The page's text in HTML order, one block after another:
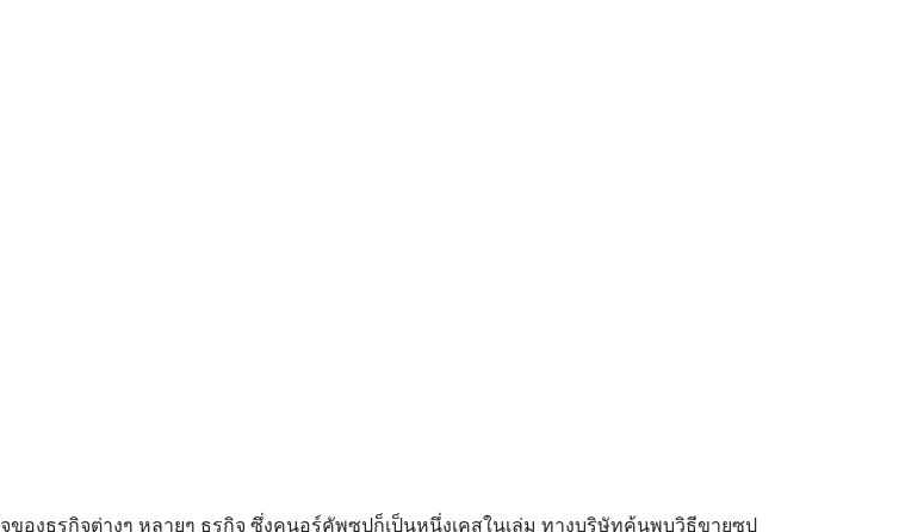
ของธุรกิจต่างๆ หลายๆ ธุรกิจ ซึ่งคนอร์คัพซุปก็เป็นหนึ่งเคสในเล่ม ทางบริษัทค้นพบวิธีขายซุป